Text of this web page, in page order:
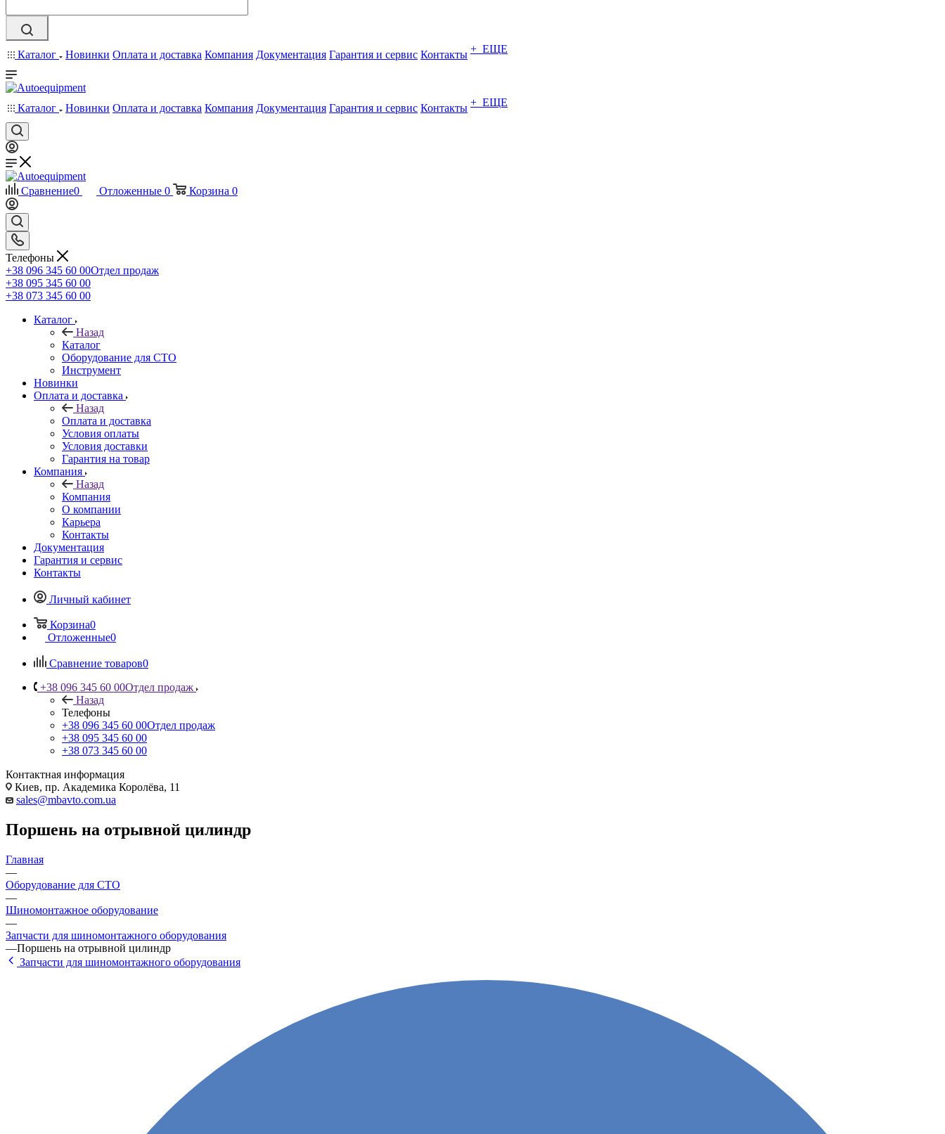
Каталог Новинки Оплата и доставка Компания Документация Гарантия и сервис Контакты + ЕЩЕ
Каталог Новинки Оплата и доставка Компания Документация Гарантия и сервис Контакты + ЕЩЕ
Сравнение0 Отложенные 0 Корзина 0
Телефоны
+38 096 345 60 00Отдел продаж
+38 095 345 60 00
+38 073 345 60 00
Каталог
Назад
Каталог
Оборудование для СТО
Инструмент
Новинки
Оплата и доставка
Назад
Оплата и доставка
Условия оплаты
Условия доставки
Гарантия на товар
Компания
Назад
Компания
О компании
Карьера
Контакты
Документация
Гарантия и сервис
Контакты
Личный кабинет
Корзина0
Отложенные0
Сравнение товаров0
+38 096 345 60 00Отдел продаж
Назад
Телефоны
+38 096 345 60 00Отдел продаж
+38 095 345 60 00
+38 073 345 60 00
Контактная информация
Киев, пр. Академика Королёва, 11
sales@mbavto.com.ua
Поршень на отрывной цилиндр
Главная
—
Оборудование для СТО
—
Шиномонтажное оборудование
—
Запчасти для шиномонтажного оборудования
—Поршень на отрывной цилиндр
Запчасти для шиномонтажного оборудования